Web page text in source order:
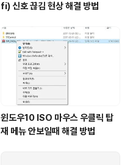
fi) 신호 끊김 현상 해결 방법
윈도우10 ISO 마우스 우클릭 탑
재 메뉴 안보일때 해결 방법